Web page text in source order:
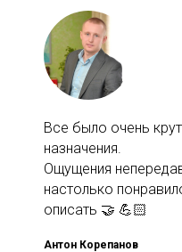
Все было очень
назначения.
Ощущения
настолько
описать 🤝 💪🏻
Антон Корепанов